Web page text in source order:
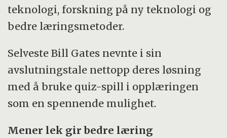
Denne virksomheten gjennom TTO-er kalles
«kommersialiseringsarbeid».
teknologi, forskning på ny teknologi og
bedre læringsmetoder.
Selveste Bill Gates nevnte i sin
avslutningstale nettopp deres løsning
med å bruke quiz-spill i opplæringen
som en spennende mulighet.
Mener lek gir bedre læring